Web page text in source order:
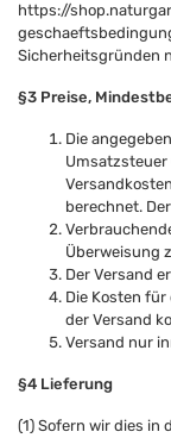
https://
Sicherheitsgründen
§3 Preise,
Die
Umsatzsteuer
berechnet.
Überweisung
Der Versand
Die Kosten
der Versand
Versand nur
§4 Lieferung
(1) Sofern wir dies